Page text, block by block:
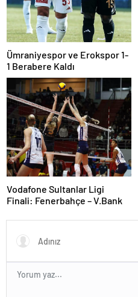
Ümraniyespor ve Erokspor 1-
1 Berabere Kaldı
Vodafone Sultanlar Ligi
Finali: Fenerbahçe – V.Bank